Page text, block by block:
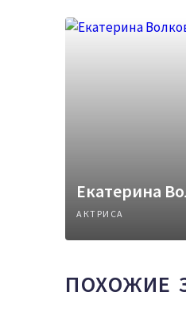
Екатерина
АКТРИСА
ПОХОЖИЕ